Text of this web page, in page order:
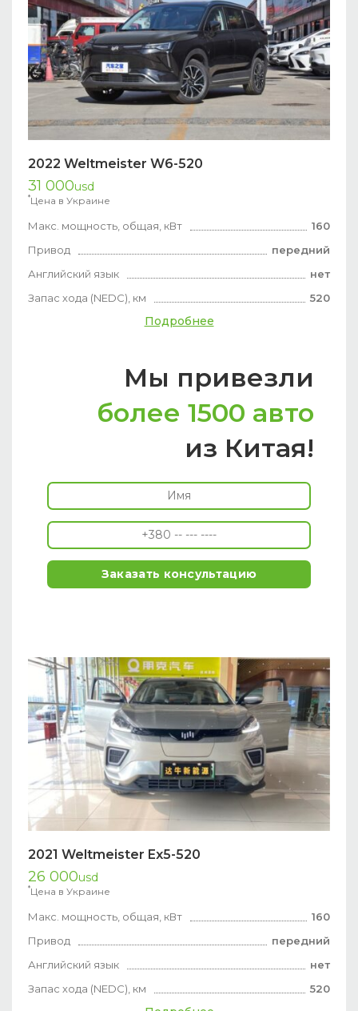
2022 Weltmeister W6-520
31 000usd
*Цена в Украине
Макс. мощность, общая, кВт
160
Привод
передний
Английский язык
нет
Запас хода (NEDC), км
520
Подробнее
Мы привезли
более 1500 авто
из Китая!
2021 Weltmeister Ex5-520
26 000usd
*Цена в Украине
Макс. мощность, общая, кВт
160
Привод
передний
Английский язык
нет
Запас хода (NEDC), км
520